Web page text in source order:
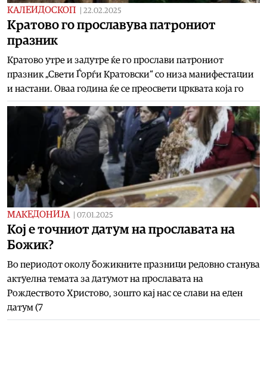
КАЛЕИДОСКОП 22.02.2025
Кратово го прославува патрониот
празник
Кратово утре и задутре ќе го прослави патрониот
празник „Свети Ѓорѓи Кратовски“ со низа манифестации
и настани. Оваа година ќе се преосвети црквата која го
МАКЕДОНИЈА 07.01.2025
Кој е точниот датум на прославата на
Божик?
Во периодот околу божикните празници редовно станува
актуелна темата за датумот на прославата на
Рождеството Христово, зошто кај нас се слави на еден
датум (7